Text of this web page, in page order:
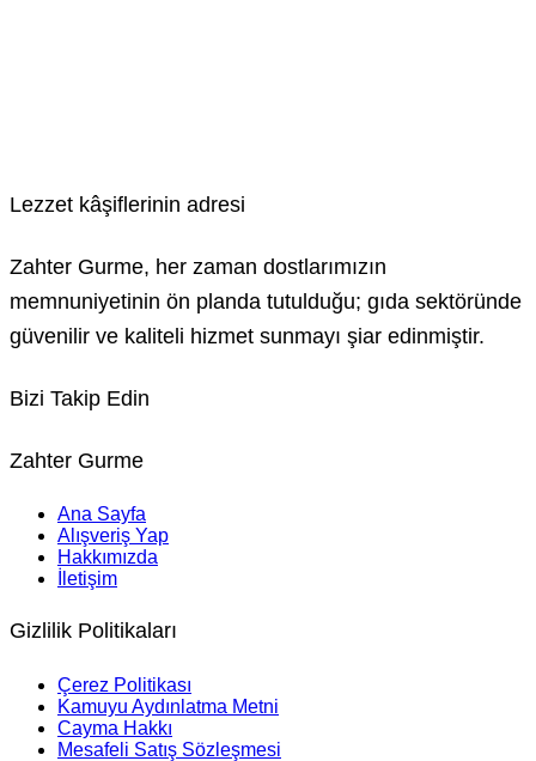
Lezzet kâşiflerinin adresi
Zahter Gurme, her zaman dostlarımızın
memnuniyetinin ön planda tutulduğu; gıda sektöründe
güvenilir ve kaliteli hizmet sunmayı şiar edinmiştir.
Bizi Takip Edin
Instagram
Whatsapp
Email
Zahter Gurme
Ana Sayfa
Alışveriş Yap
Hakkımızda
İletişim
Gizlilik Politikaları
Çerez Politikası
Kamuyu Aydınlatma Metni
Cayma Hakkı
Mesafeli Satış Sözleşmesi